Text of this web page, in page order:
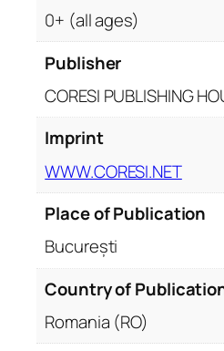
0+ (all ages)
Publisher
CORESI PUBLISHING
Imprint
WWW.CORESI.NET
Place of Publication
București
Country of
Romania (RO)